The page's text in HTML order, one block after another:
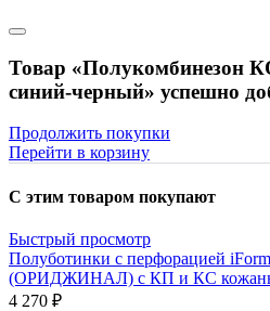
Товар «Полукомбинезон
синий-черный» успешно
Продолжить покупки
Перейти в корзину
С этим товаром покупают
Быстрый просмотр
Полуботинки с перфорацией
(ОРИДЖИНАЛ) с КП и КС
4 270 ₽